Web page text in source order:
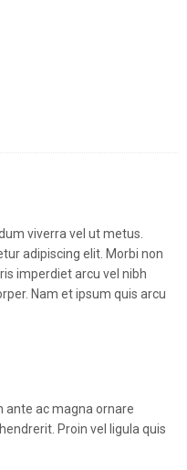
viverra vel ut metus.
adipiscing elit. Morbi non
imperdiet arcu vel nibh
Nam et ipsum quis arcu
ante ac magna ornare
Proin vel ligula quis